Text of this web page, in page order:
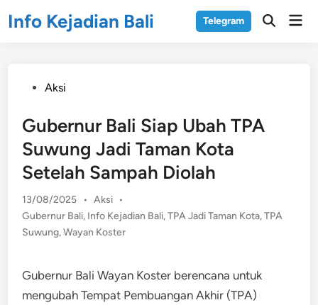
toInfo Kejadian Bali Telegram
Open
PostedAksi
Gubernur Bali Siap Ubah TPA
Suwung Jadi Taman Kota
Setelah Sampah Diolah
13/08/2025 • Posted
in
Aksi •
Gubernur Bali, Info Kejadian Bali,TPA Jadi Taman Kota,TPA
Suwung,Wayan Koster
Gubernur Bali Wayan Koster berencana untuk
mengubah Tempat Pembuangan Akhir (TPA)